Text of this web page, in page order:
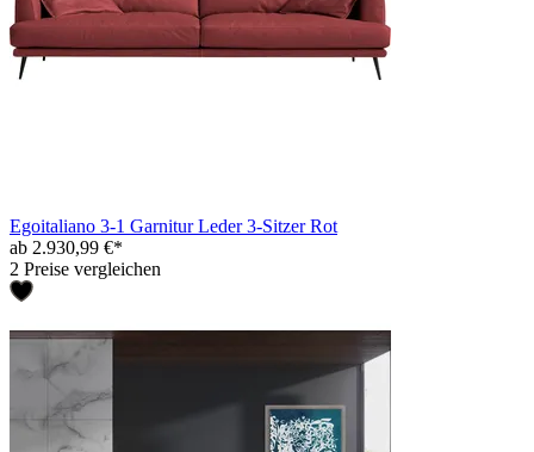
Egoitaliano 3-1 Garnitur Leder 3-Sitzer Rot
ab 2.930,99 €*
2 Preise vergleichen